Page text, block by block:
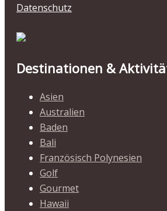
Datenschutz
Destinationen &
Asien
Australien
Baden
Bali
Französisch Polynesien
Golf
Gourmet
Hawaii